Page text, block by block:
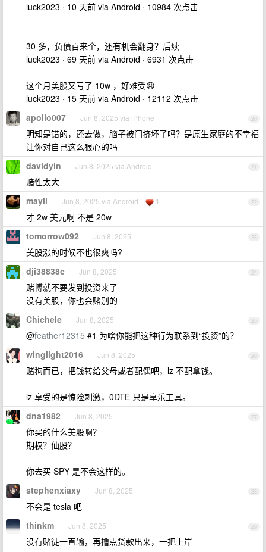
luck2023 · 10 天前 via Android · 10984 次点击
30 多，负债百来个，还有机会翻身？后续
luck2023 · 69 天前 via Android · 6931 次点击
这个月美股又亏了 10w ，好难受😣
luck2023 · 15 天前 via Android · 12112 次点击
20
apollo007 Jun 8, 2025 via iPhone
明知是错的，还去做，脑子被门挤坏了吗？是原生家庭的不幸福
让你对自己这么狠心的吗
21
davidyin Jun 8, 2025 via Android
赌性太大
22
mayli Jun 8, 2025 via Android 1
才 2w 美元啊 不是 20w
23
tomorrow092 Jun 8, 2025
美股涨的时候不也很爽吗?
24
dji38838c Jun 8, 2025
赌博就不要发到投资来了
没有美股，你也会赌别的
25
Chichele Jun 8, 2025
@feather12315 #1 为啥你能把这种行为联系到“投资”的？
26
winglight2016 Jun 8, 2025
赌狗而已，把钱转给父母或者配偶吧，lz 不配拿钱。
lz 享受的是惊险刺激，0DTE 只是享乐工具。
27
dna1982 Jun 8, 2025
你买的什么美股啊？
期权？仙股？
你去买 SPY 是不会这样的。
28
stephenxiaxy Jun 8, 2025
不会是 tesla 吧
29
thinkm Jun 8, 2025
没有赌徒一直输，再撸点贷款出来，一把上岸